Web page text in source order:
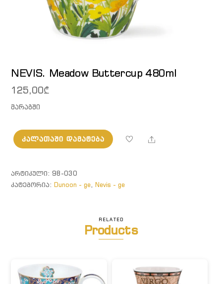
NEVIS. Meadow Buttercup 480ml
125,00₾
მარაგში
რაოდენობა:
Buttercup
480ml
ᲙᲐᲚᲐᲗᲐᲨᲘ ᲓᲐᲛᲐᲢᲔᲑᲐ Share
ᲐᲠᲢᲘᲙᲣᲚᲘ:98-030
ᲙᲐᲢᲔᲒᲝᲠᲘᲐ:Dunoon - ge,Nevis - ge
RELATED
Products